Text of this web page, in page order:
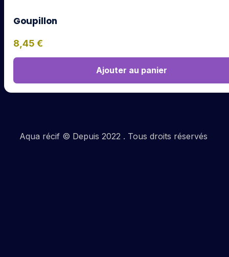
Goupillon
8,45 €
Ajouter au panier
Aqua récif © Depuis 2022 . Tous droits réservés